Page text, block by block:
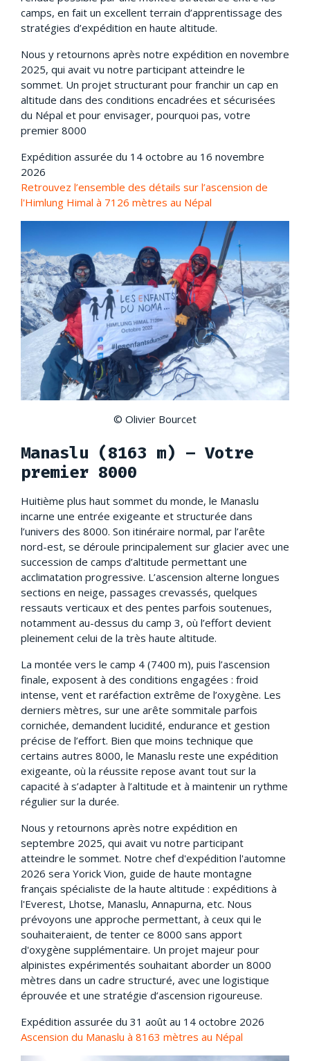
camps, en fait un excellent terrain d’apprentissage des
stratégies d’expédition en haute altitude.
Nous y retournons après notre expédition en novembre
2025, qui avait vu notre participant atteindre le
sommet. Un projet structurant pour franchir un cap en
altitude dans des conditions encadrées et sécurisées
du Népal et pour envisager, pourquoi pas, votre
premier 8000
Expédition assurée du 14 octobre au 16 novembre
2026
Retrouvez l’ensemble des détails sur l’ascension de
l'Himlung Himal à 7126 mètres au Népal
© Olivier Bourcet
Manaslu (8163 m) – Votre
premier 8000
Huitième plus haut sommet du monde, le Manaslu
incarne une entrée exigeante et structurée dans
l’univers des 8000. Son itinéraire normal, par l’arête
nord-est, se déroule principalement sur glacier avec une
succession de camps d’altitude permettant une
acclimatation progressive. L’ascension alterne longues
sections en neige, passages crevassés, quelques
ressauts verticaux et des pentes parfois soutenues,
notamment au-dessus du camp 3, où l’effort devient
pleinement celui de la très haute altitude.
La montée vers le camp 4 (7400 m), puis l’ascension
finale, exposent à des conditions engagées : froid
intense, vent et raréfaction extrême de l’oxygène. Les
derniers mètres, sur une arête sommitale parfois
cornichée, demandent lucidité, endurance et gestion
précise de l’effort. Bien que moins technique que
certains autres 8000, le Manaslu reste une expédition
exigeante, où la réussite repose avant tout sur la
capacité à s’adapter à l’altitude et à maintenir un rythme
régulier sur la durée.
Nous y retournons après notre expédition en
septembre 2025, qui avait vu notre participant
atteindre le sommet. Notre chef d'expédition l'automne
2026 sera Yorick Vion, guide de haute montagne
français spécialiste de la haute altitude : expéditions à
l'Everest, Lhotse, Manaslu, Annapurna, etc. Nous
prévoyons une approche permettant, à ceux qui le
souhaiteraient, de tenter ce 8000 sans apport
d'oxygène supplémentaire. Un projet majeur pour
alpinistes expérimentés souhaitant aborder un 8000
mètres dans un cadre structuré, avec une logistique
éprouvée et une stratégie d’ascension rigoureuse.
Expédition assurée du 31 août au 14 octobre 2026
Ascension du Manaslu à 8163 mètres au Népal